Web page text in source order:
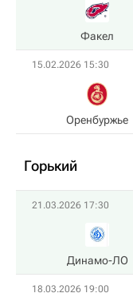
Факел
15.02.2026 15:30
Оренбуржье
Горький
21.03.2026 17:30
Динамо-ЛО
18.03.2026 19:00